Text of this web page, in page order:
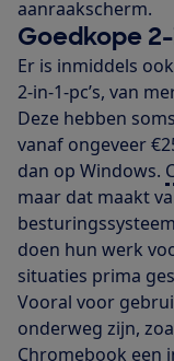
aanraakscherm.
Goedkope
Er is inmiddels
2-in-1-pc’s, van
Deze hebben
vanaf ongeveer
dan op Windows.
maar dat maakt
doen hun werk
situaties prima
Vooral voor
onderweg zijn,
Chromebook een